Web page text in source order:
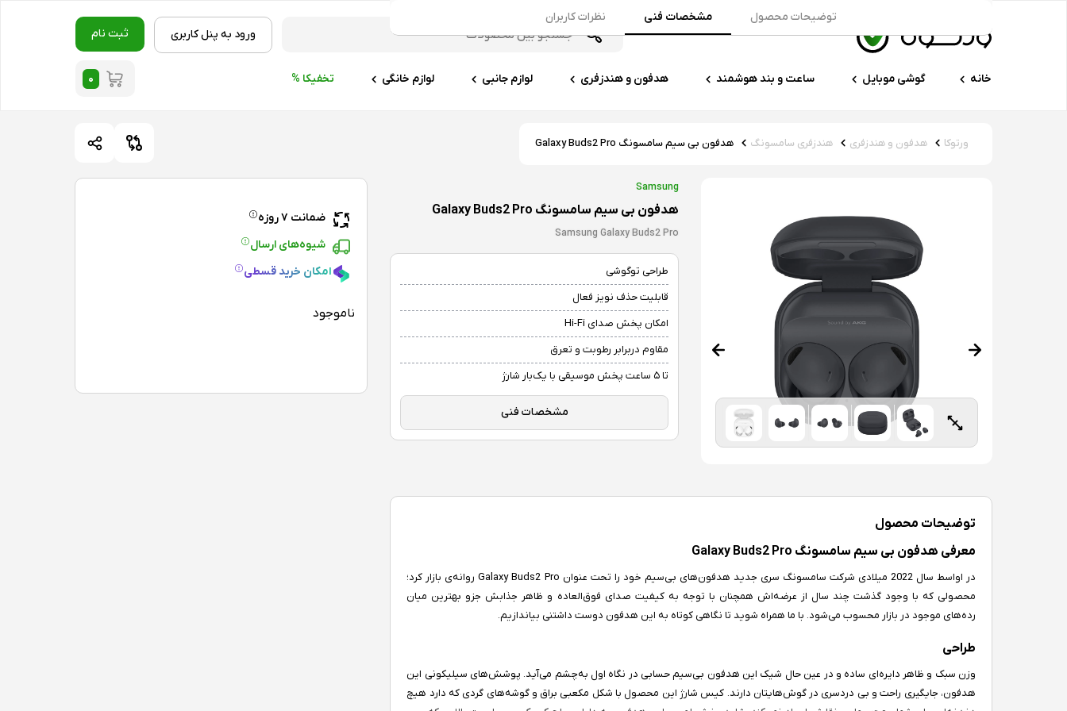
ورود به پنل کاربری ثبت نام
خانه گوشی موبایل ساعت و بند هوشمند هدفون و هندزفری لوازم جانبی لوازم خانگی تخفیکا % ۰
ورتوکا هدفون و هندزفری هندزفری سامسونگ هدفون بی سیم سامسونگ Galaxy Buds2 Pro
Samsung
هدفون بی سیم سامسونگ Galaxy Buds2 Pro
Samsung Galaxy Buds2 Pro
طراحی توگوشی
قابلیت حذف نویز فعال
امکان پخش صدای Hi-Fi
مقاوم دربرابر رطوبت و تعرق
تا ۵ ساعت پخش موسیقی با یک‌بار شارژ
مشخصات فنی
توضیحات محصول مشخصات فنی نظرات کاربران
توضیحات محصول
معرفی هدفون بی سیم سامسونگ Galaxy Buds2 Pro
در اواسط سال 2022 میلادی شرکت سامسونگ سری جدید هدفون‌های بی‌سیم خود را تحت عنوان Galaxy Buds2 Pro روانه‌ی بازار کرد؛
محصولی که با وجود گذشت چند سال از عرضه‌اش همچنان با توجه به کیفیت صدای فوق‌العاده و ظاهر جذابش جزو بهترین میان
رده‌های موجود در بازار محسوب می‌شود. با ما همراه شوید تا نگاهی کوتاه به این هدفون دوست داشتنی بیاندازیم.
طراحی
وزن سبک و ظاهر دایره‌ای ساده و در عین حال شیک این هدفون بی‌سیم حسابی در نگاه اول به‌چشم می‌آید. پوشش‌های سیلیکونی این
هدفون، جایگیری راحت و بی دردسری در گوش‌هایتان دارند. کیس شارژ این محصول با شکل مکعبی براق و گوشه‌های گردی که دارد هیچ
ضمانت ۷ روزه
شیوه‌های ارسال
امکان خرید قسطی
ناموجود